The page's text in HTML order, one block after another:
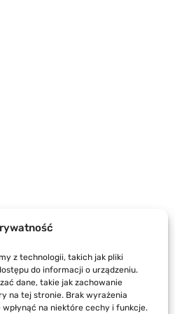
z technologii, takich jak pliki
do informacji o urządzeniu.
dane, takie jak zachowanie
na tej stronie. Brak wyrażenia
na niektóre cechy i funkcje.